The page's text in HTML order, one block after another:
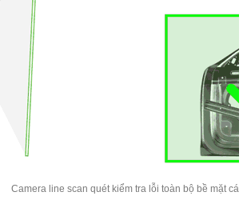
Camera line scan quét kiểm tra lỗi toàn bộ bề mặt